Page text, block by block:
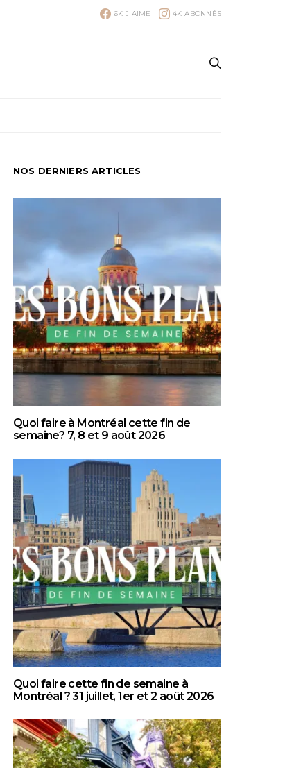
6K J'AIME 4K ABONNÉS
NOS DERNIERS ARTICLES
Quoi faire à Montréal cette fin de
semaine? 7, 8 et 9 août 2026
Quoi faire cette fin de semaine à
Montréal ? 31 juillet, 1er et 2 août 2026